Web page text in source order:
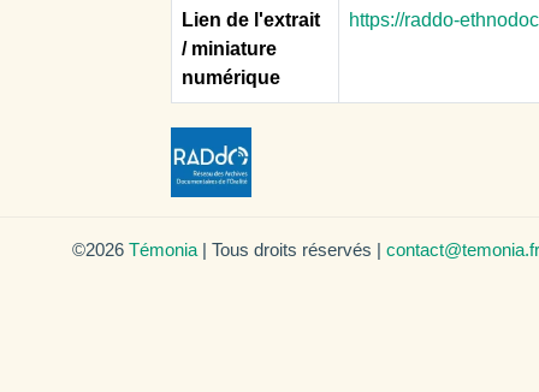
Lien de l'extrait
/ miniature
numérique
https://raddo-
©2026 Témonia | Tous droits réservés | contact@temonia.fr